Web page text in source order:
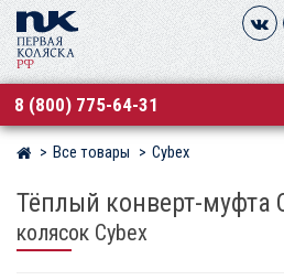
8 (800) 775-64-31
Магазин детских колясок
Все товары Cybex
Тёплый конверт-муфта
колясок Cybex